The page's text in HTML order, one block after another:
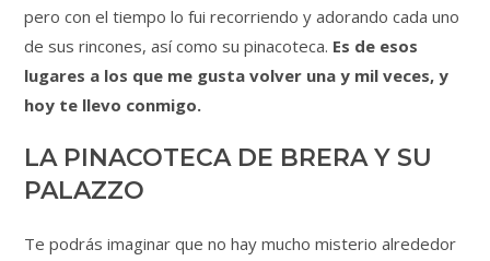
pero con el tiempo lo fui recorriendo y adorando cada uno
de sus rincones, así como su pinacoteca. Es de esos
lugares a los que me gusta volver una y mil veces, y
hoy te llevo conmigo.
LA PINACOTECA DE BRERA Y SU
PALAZZO
Te podrás imaginar que no hay mucho misterio alrededor